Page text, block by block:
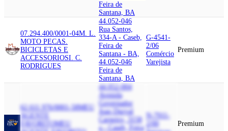
Feira de
Santana, BA
07.294.400/0001-04M. L.
MOTO PECAS.
BICICLETAS E
ACCESSORIOSI. C.
RODRIGUES
44.052-046
Rua Santos,
334-A - Caseb,
Feira de
Santana - BA,
44.052-046
Feira de
Santana, BA
G-4541-
2/06
Comércio
Varejista
Premium
62.611.976/0001-58MEU
AGENTE
FAVORITOMEU
44.052-004
Avenida
Governador
Joao Durval
Carneiro, 3158
a - Caseb, Feira
N-7911-
2/00
Premium